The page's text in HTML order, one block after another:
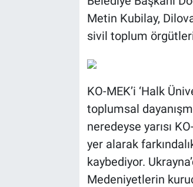
Metin Kubilay,
sivil toplum
KO-MEK’i ‘Halk
toplumsal
neredeyse yarısı
yer alarak
kaybediyor.
Medeniyetlerin